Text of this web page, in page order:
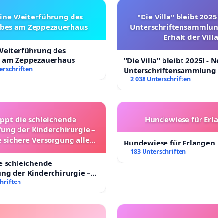
Weiterführung des
am Zeppezauerhaus
des
Zeppezauerhaus
"Die Villa" bleibt
Erhalt der Villa
"Die Villa" bleibt 2025! -
Unterschriftensammlung
Erhalt der Villa
2 038 Unterschriften
die schleichende
der Kinderchirurgie –
sichere Versorgung aller
schleichende
der Kinderchirurgie –
Versorgung aller
Hundewiese für
Hundewiese für Erlangen
183 Unterschriften